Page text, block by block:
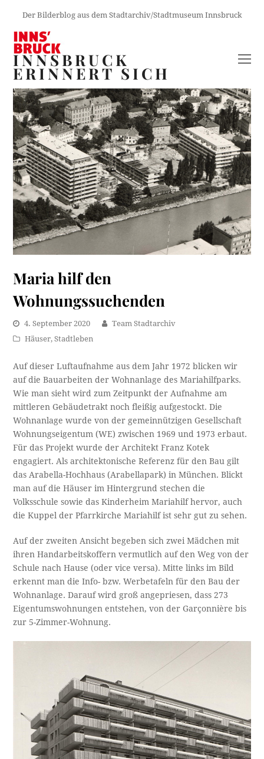
Der Bilderblog aus dem Stadtarchiv/Stadtmuseum Innsbruck
INNSBRUCK
ERINNERT SICH
Maria hilf den
Wohnungssuchenden
4. September 2020
Team Stadtarchiv
Häuser,Stadtleben
Auf dieser Luftaufnahme aus dem Jahr 1972 blicken wir
auf die Bauarbeiten der Wohnanlage des Mariahilfparks.
Wie man sieht wird zum Zeitpunkt der Aufnahme am
mittleren Gebäudetrakt noch fleißig aufgestockt. Die
Wohnanlage wurde von der gemeinnützigen Gesellschaft
Wohnungseigentum (WE) zwischen 1969 und 1973 erbaut.
Für das Projekt wurde der Architekt Franz Kotek
engagiert. Als architektonische Referenz für den Bau gilt
das Arabella-Hochhaus (Arabellapark) in München. Blickt
man auf die Häuser im Hintergrund stechen die
Volksschule sowie das Kinderheim Mariahilf hervor, auch
die Kuppel der Pfarrkirche Mariahilf ist sehr gut zu sehen.
Auf der zweiten Ansicht begeben sich zwei Mädchen mit
ihren Handarbeitskoffern vermutlich auf den Weg von der
Schule nach Hause (oder vice versa). Mitte links im Bild
erkennt man die Info- bzw. Werbetafeln für den Bau der
Wohnanlage. Darauf wird groß angepriesen, dass 273
Eigentumswohnungen entstehen, von der Garçonnière bis
zur 5-Zimmer-Wohnung.